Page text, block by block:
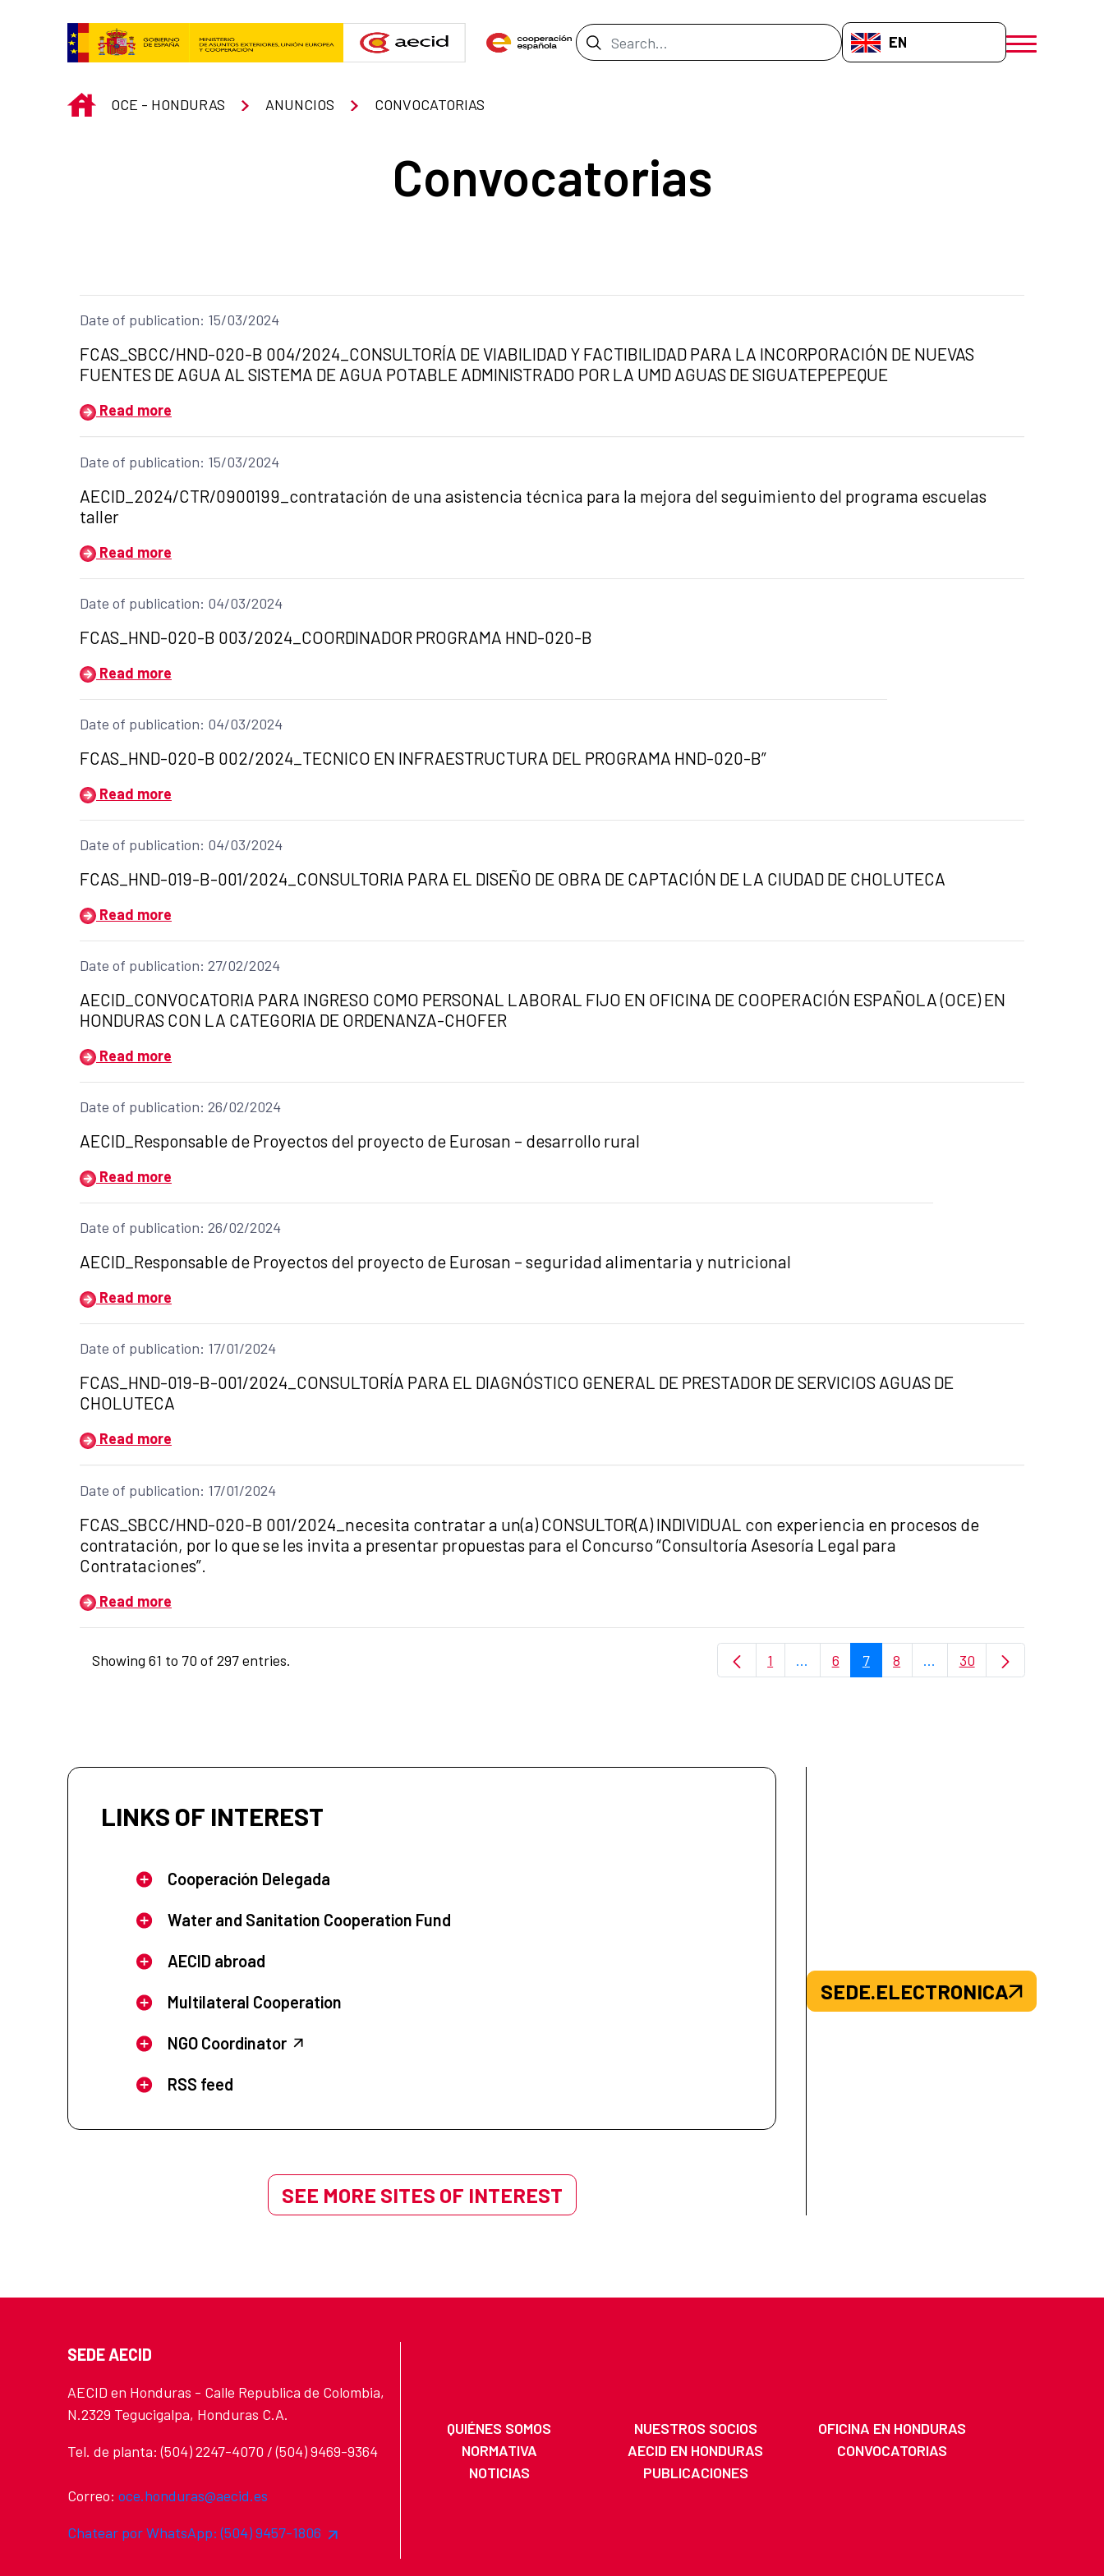
Search Bar EN-GB
menú móvil
INICIO
OCE - HONDURAS ANUNCIOS CONVOCATORIAS
Convocatorias
Date of publication: 15/03/2024
Title of the announcement:
FCAS_SBCC/HND-020-B 004/2024_CONSULTORÍA DE VIABILIDAD Y FACTIBILIDAD PARA LA INCORPORACIÓN DE NUEVAS
FUENTES DE AGUA AL SISTEMA DE AGUA POTABLE ADMINISTRADO POR LA UMD AGUAS DE SIGUATEPEPEQUE
Read more
Date of publication: 15/03/2024
Title of the announcement:
AECID_2024/CTR/0900199_contratación de una asistencia técnica para la mejora del seguimiento del programa escuelas
taller
Read more
Date of publication: 04/03/2024
Title of the announcement:
FCAS_HND-020-B 003/2024_COORDINADOR PROGRAMA HND-020-B
Read more
Date of publication: 04/03/2024
Title of the announcement:
FCAS_HND-020-B 002/2024_TECNICO EN INFRAESTRUCTURA DEL PROGRAMA HND-020-B”
Read more
Date of publication: 04/03/2024
Title of the announcement:
FCAS_HND-019-B-001/2024_CONSULTORIA PARA EL DISEÑO DE OBRA DE CAPTACIÓN DE LA CIUDAD DE CHOLUTECA
Read more
Date of publication: 27/02/2024
Title of the announcement:
AECID_CONVOCATORIA PARA INGRESO COMO PERSONAL LABORAL FIJO EN OFICINA DE COOPERACIÓN ESPAÑOLA (OCE) EN
HONDURAS CON LA CATEGORIA DE ORDENANZA-CHOFER
Read more
Date of publication: 26/02/2024
Title of the announcement:
AECID_Responsable de Proyectos del proyecto de Eurosan – desarrollo rural
Read more
Date of publication: 26/02/2024
Title of the announcement:
AECID_Responsable de Proyectos del proyecto de Eurosan – seguridad alimentaria y nutricional
Read more
Date of publication: 17/01/2024
Title of the announcement:
FCAS_HND-019-B-001/2024_CONSULTORÍA PARA EL DIAGNÓSTICO GENERAL DE PRESTADOR DE SERVICIOS AGUAS DE
CHOLUTECA
Read more
Date of publication: 17/01/2024
Title of the announcement:
FCAS_SBCC/HND-020-B 001/2024_necesita contratar a un(a) CONSULTOR(A) INDIVIDUAL con experiencia en procesos de
contratación, por lo que se les invita a presentar propuestas para el Concurso “Consultoría Asesoría Legal para
Contrataciones”.
Read more
Showing 61 to 70 of 297 entries. Page
1 ...Intermediate Pages Use TAB to navigate.
Page
6 Page
7 Page
8 ...Intermediate Pages Use
Page
30
LINKS OF INTEREST
Cooperación Delegada
Water and Sanitation Cooperation Fund
AECID abroad
Multilateral Cooperation
NGO Coordinator
RSS feed
SEE MORE SITES OF INTEREST
SEDE.ELECTRONICA
SEDE AECID
AECID en Honduras - Calle Republica de Colombia,
N.2329 Tegucigalpa, Honduras C.A.
Tel. de planta: (504) 2247-4070 / (504) 9469-9364
Correo: oce.honduras@aecid.es
Chatear por WhatsApp: (504) 9457-1806
QUIÉNES SOMOS NUESTROS SOCIOS
OFICINA EN HONDURAS
NORMATIVA
AECID EN HONDURAS
CONVOCATORIAS
NOTICIAS
PUBLICACIONES